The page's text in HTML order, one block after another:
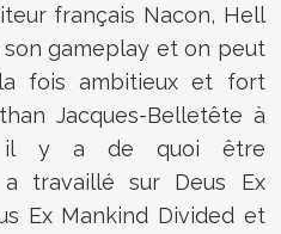
français Nacon, Hell
gameplay et on peut
fois ambitieux et fort
Jacques-Belletête à
il y a de quoi être
a travaillé sur Deus Ex
Ex Mankind Divided et